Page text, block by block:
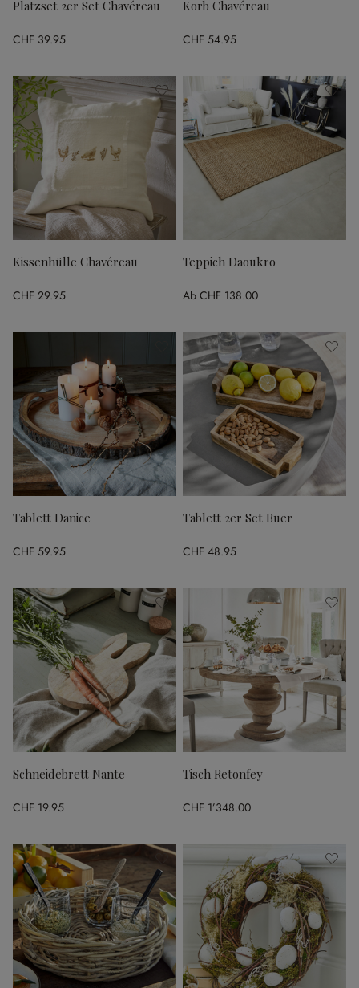
Platzset 2er Set Chavéreau
CHF 39.95
Korb Chavéreau
CHF 54.95
Kissenhülle Chavéreau
CHF 29.95
Teppich Daoukro
Ab CHF 138.00
Tablett Danice
CHF 59.95
Tablett 2er Set Buer
CHF 48.95
Schneidebrett Nante
CHF 19.95
Tisch Retonfey
CHF 1’348.00